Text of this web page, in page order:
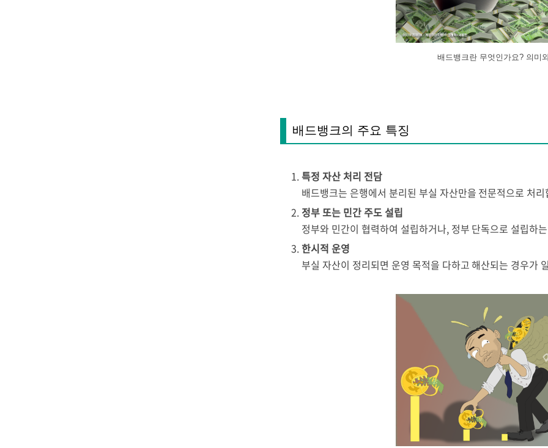
배드뱅크란 무엇인가요? 의미
배드뱅크의 주요 특징
특정 자산 처리 전담
배드뱅크는 은행에서 분리된 부실 자산만을 전문적으로 처
정부 또는 민간 주도 설립
정부와 민간이 협력하여 설립하거나, 정부 단독으로 설립하
한시적 운영
부실 자산이 정리되면 운영 목적을 다하고 해산되는 경우가